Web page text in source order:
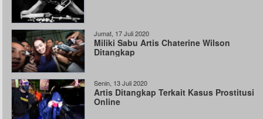
Jumat, 17 Juli 2020
Miliki Sabu Artis Chaterine Wilson
Ditangkap
Senin, 13 Juli 2020
Artis Ditangkap Terkait Kasus Prostitusi
Online